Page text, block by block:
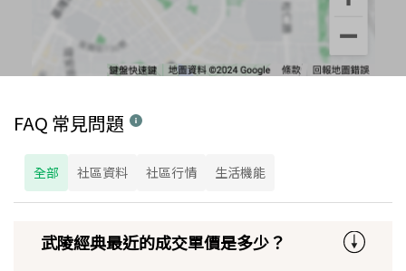
FAQ 常見問題
全部 社區資料 社區行情 生活機能
武陵經典最近的成交單價是多少？